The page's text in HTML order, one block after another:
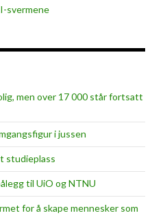
svermene
men over 17 000 står fortsatt
i jussen
studieplass
til UiO og NTNU
for å skape mennesker som